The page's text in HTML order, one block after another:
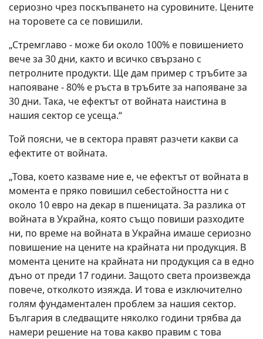
сериозно чрез поскъпването на суровините. Цените
на торовете са се повишили.
„Стремглаво - може би около 100% е повишението
вече за 30 дни, както и всичко свързано с
петролните продукти. Ще дам пример с тръбите за
напояване - 80% е ръста в тръбите за напояване за
30 дни. Така, че ефектът от войната наистина в
нашия сектор се усеща.“
Той поясни, че в сектора правят разчети какви са
ефектите от войната.
„Това, което казваме ние е, че ефектът от войната в
момента е пряко повишил себестойността ни с
около 10 евро на декар в пшеницата. За разлика от
войната в Украйна, която също повиши разходите
ни, по време на войната в Украйна имаше сериозно
повишение на цените на крайната ни продукция. В
момента цените на крайната ни продукция са в едно
дъно от преди 17 години. Защото света произвежда
повече, отколкото изяжда. И това е изключително
голям фундаментален проблем за нашия сектор.
България в следващите няколко години трябва да
намери решение на това какво правим с това